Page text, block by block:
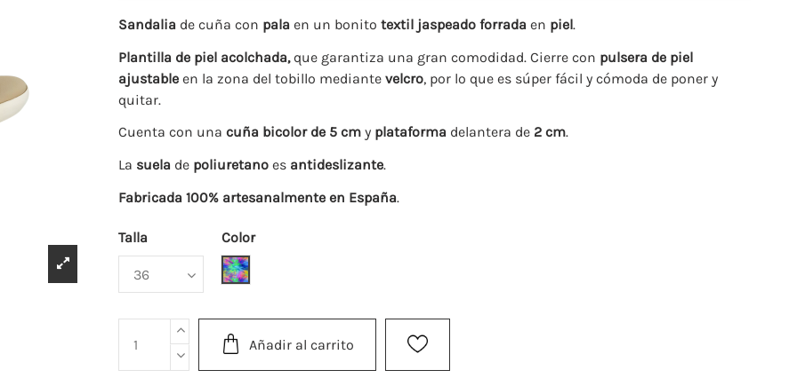
Sandalia de cuña con pala en un bonito textil jaspeado forrada en piel.
Plantilla de piel acolchada,que garantiza una gran comodidad. Cierre con pulsera de piel
ajustable en la zona del tobillo mediante velcro, por lo que es súper fácil y cómoda de poner y
quitar.
Cuenta con unacuña bicolor de 5 cm y plataforma delantera de 2 cm.
La suela de poliuretano es antideslizante.
Fabricada 100% artesanalmente en España.
Talla
Color
Multicolor
Añadir al carrito